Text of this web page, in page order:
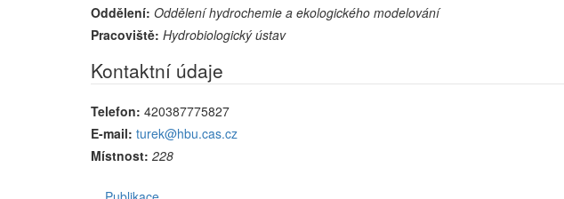
Oddělení: Oddělení hydrochemie a ekologického modelování
Pracoviště: Hydrobiologický ústav
Kontaktní údaje
Telefon: 420387775827
E-mail: turek@hbu.cas.cz
Místnost: 228